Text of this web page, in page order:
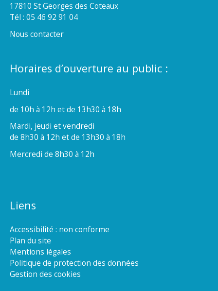
17810 St Georges des Coteaux
Tél : 05 46 92 91 04
Nous contacter
Horaires d’ouverture au public :
Lundi
de 10h à 12h et de 13h30 à 18h
Mardi, jeudi et vendredi
de 8h30 à 12h et de 13h30 à 18h
Mercredi de 8h30 à 12h
Liens
Accessibilité : non conforme
Plan du site
Mentions légales
Politique de protection des données
Gestion des cookies